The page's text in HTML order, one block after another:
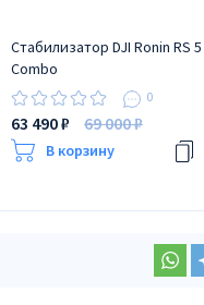
Стабилизатор DJI Ronin RS 5
Combo
0
63 490 ₽ 69 000 ₽
В корзину